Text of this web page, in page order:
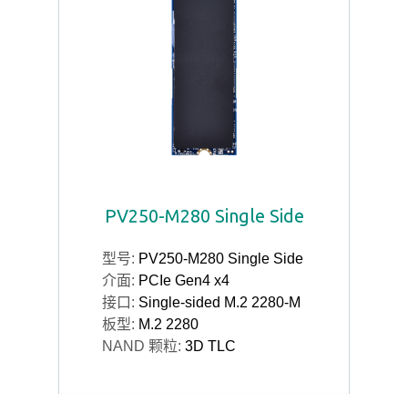
PV250-M280 Single Side
型号: PV250-M280 Single Side
介面: PCIe Gen4 x4
接口: Single-sided M.2 2280-M
板型: M.2 2280
NAND 颗粒: 3D TLC